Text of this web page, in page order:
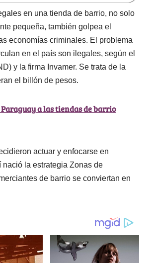
en una tienda de barrio, no solo
pequeña, también golpea el
economías criminales. El problema
en el país son ilegales, según el
y la firma Invamer. Se trata de la
el billón de pesos.
a las tiendas de barrio
actuar y enfocarse en
la estrategia Zonas de
de barrio se conviertan en